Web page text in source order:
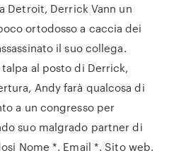
Detroit, Derrick Vann un
ortodosso a caccia dei
il suo collega.
al posto di Derrick,
Andy farà qualcosa di
a un congresso per
suo malgrado partner di
Nome *. Email *. Sito web.